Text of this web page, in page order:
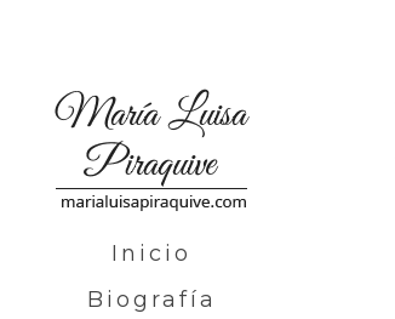
Inicio
Biografía